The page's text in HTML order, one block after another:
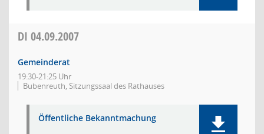
DI 04.09.2007
Gemeinderat
19:30-21:25 Uhr
Bubenreuth, Sitzungssaal des Rathauses
Öffentliche Bekanntmachung